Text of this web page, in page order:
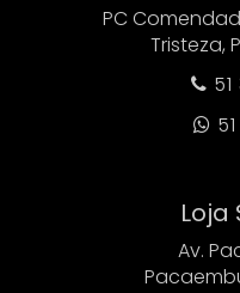
PC
Tristeza,


Loja
Av.